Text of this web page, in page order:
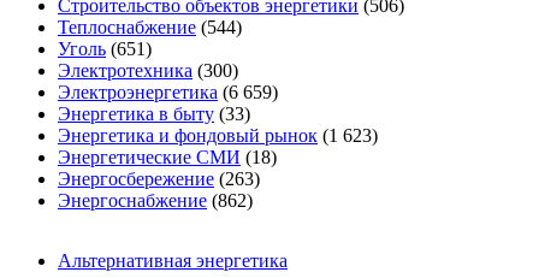
Строительство объектов энергетики (506)
Теплоснабжение (544)
Уголь (651)
Электротехника (300)
Электроэнергетика (6 659)
Энергетика в быту (33)
Энергетика и фондовый рынок (1 623)
Энергетические СМИ (18)
Энергосбережение (263)
Энергоснабжение (862)
Альтернативная энергетика